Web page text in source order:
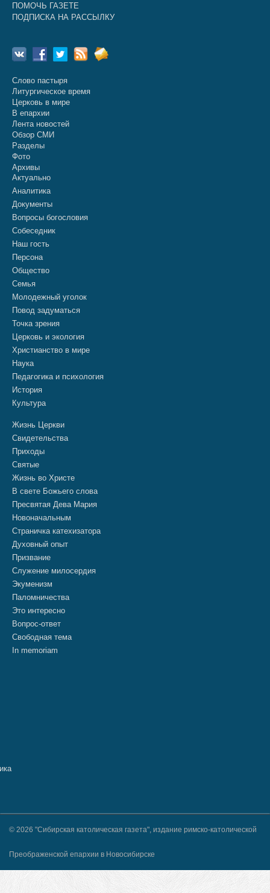
ПОМОЧЬ ГАЗЕТЕ
ПОДПИСКА НА РАССЫЛКУ
Слово пастыря
Литургическое время
Церковь в мире
В епархии
Лента новостей
Обзор СМИ
Разделы
Фото
Архивы
Актуально
Аналитика
Документы
Вопросы богословия
Собеседник
Наш гость
Персона
Общество
Семья
Молодежный уголок
Повод задуматься
Точка зрения
Церковь и экология
Христианство в мире
Наука
Педагогика и психология
История
Культура
Жизнь Церкви
Свидетельства
Приходы
Святые
Жизнь во Христе
В свете Божьего слова
Пресвятая Дева Мария
Новоначальным
Страничка катехизатора
Духовный опыт
Призвание
Служение милосердия
Экуменизм
Паломничества
Это интересно
Вопрос-ответ
Свободная тема
In memoriam
© 2026 "Сибирская католическая газета", издание римско-католической
Преображенской епархии в Новосибирске